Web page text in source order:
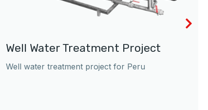
Well Water Treatment Project
Well water treatment project for Peru